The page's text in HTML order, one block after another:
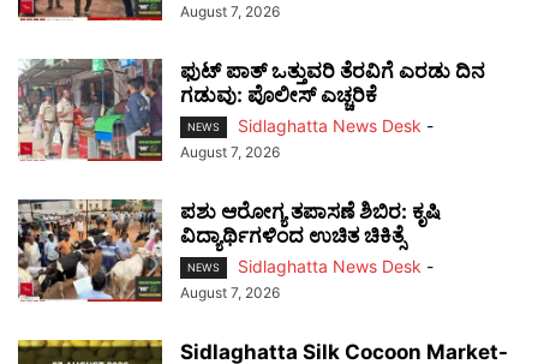
August 7, 2026
ಫುಟ್‌ ಪಾತ್ ಒತ್ತುವರಿ ತೆರವಿಗೆ ಎರಡು ದಿನ
ಗಡುವು: ಪೊಲೀಸ್ ಎಚ್ಚರಿಕೆ
NEWS Sidlaghatta News Desk -
August 7, 2026
ಪಶು ಆರೋಗ್ಯ ತಪಾಸಣೆ ಶಿಬಿರ: ಕೃಷಿ
ವಿದ್ಯಾರ್ಥಿಗಳಿಂದ ಉಚಿತ ಚಿಕಿತ್ಸೆ
NEWS Sidlaghatta News Desk -
August 7, 2026
Sidlaghatta Silk Cocoon Market-